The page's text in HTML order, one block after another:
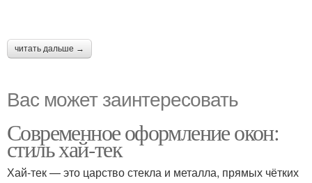
читать дальше →
Вас может заинтересовать
Современное оформление окон:
стиль хай-тек
Хай-тек — это царство стекла и металла, прямых чётких